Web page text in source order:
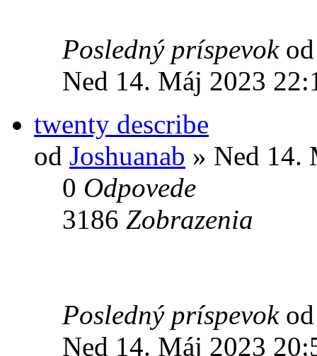
Posledný príspevok
Ned 14. Máj 2023
twenty describe
od Joshuanab » Ned 14.
0 Odpovede
3186 Zobrazenia
Posledný príspevok
Ned 14. Máj 2023